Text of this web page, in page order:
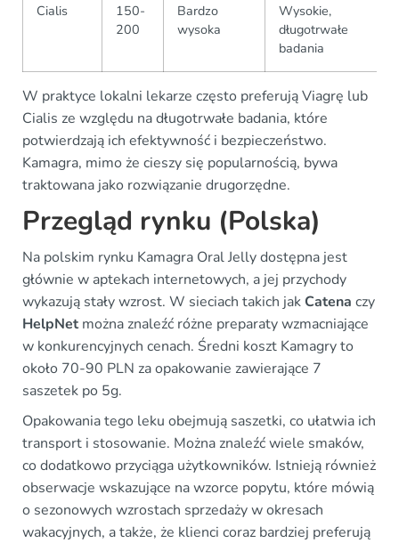
Cialis
150-
200
Bardzo
wysoka
Wysokie,
długotrwałe
badania
W praktyce lokalni lekarze często preferują Viagrę lub
Cialis ze względu na długotrwałe badania, które
potwierdzają ich efektywność i bezpieczeństwo.
Kamagra, mimo że cieszy się popularnością, bywa
traktowana jako rozwiązanie drugorzędne.
Przegląd rynku (Polska)
Na polskim rynku Kamagra Oral Jelly dostępna jest
głównie w aptekach internetowych, a jej przychody
wykazują stały wzrost. W sieciach takich jak Catena czy
HelpNetmożna znaleźć różne preparaty wzmacniające
w konkurencyjnych cenach. Średni koszt Kamagry to
około 70-90 PLN za opakowanie zawierające 7
saszetek po 5g.
Opakowania tego leku obejmują saszetki, co ułatwia ich
transport i stosowanie. Można znaleźć wiele smaków,
co dodatkowo przyciąga użytkowników. Istnieją również
obserwacje wskazujące na wzorce popytu, które mówią
o sezonowych wzrostach sprzedaży w okresach
wakacyjnych, a także, że klienci coraz bardziej preferują